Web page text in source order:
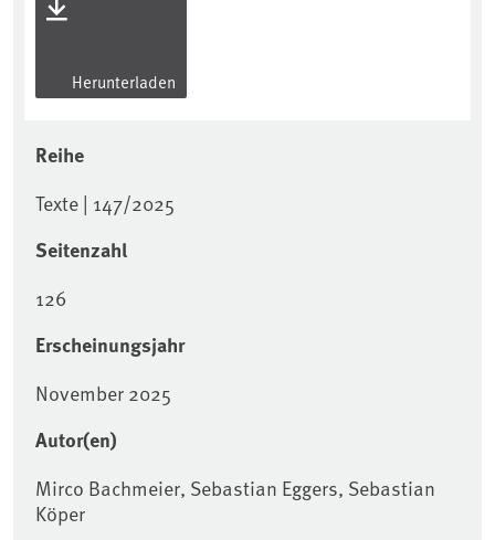
Herunterladen
Reihe
Texte | 147/2025
Seitenzahl
126
Erscheinungsjahr
November 2025
Autor(en)
Mirco Bachmeier, Sebastian Eggers, Sebastian
Köper